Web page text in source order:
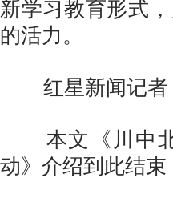
新学习教育形式
的活力。
红星新闻记者
本文《川中北
动》介绍到此结束